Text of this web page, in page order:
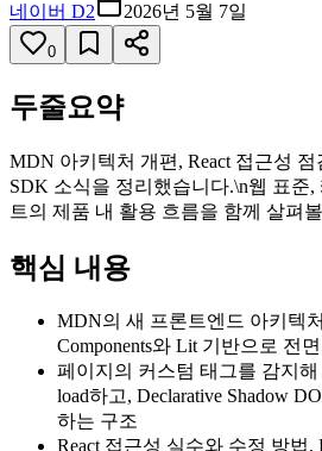
네이버 D2 2026년 5월 7일
0
두줄요약
MDN 아키텍처 개편, React 접근성 점
SDK 소식을 정리했습니다.\n웹 표준,
트의 제품 내 활용 흐름을 함께 살펴
핵심 내용
MDN의 새 프론트엔드 아키텍
Components와 Lit 기반으로 전
페이지의 커스텀 태그를 감지
load하고, Declarative Shadow
하는 구조
React 접근성 실수와 수정 방법,